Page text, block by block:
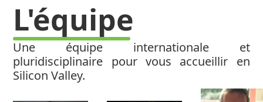
L'équipe
Une équipe internationale et
pluridisciplinaire pour vous accueillir en
Silicon Valley.